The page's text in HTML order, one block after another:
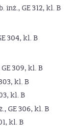
inż., GE 312, kl. B
304, kl. B
309, kl. B
kl. B
kl. B
GE 306, kl. B
kl. B